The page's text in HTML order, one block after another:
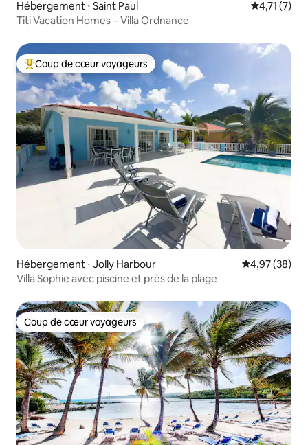
Hébergement ⋅ Saint Paul Évaluation
4,71 (7)
Titi Vacation Homes – Villa Ordnance
Coups de cœur voyageurs les plus appréciés
Coup de cœur voyageurs
Hébergement ⋅ Jolly Harbour Évaluation
4,97 (38)
Villa Sophie avec piscine et près de la plage
Coup de cœur voyageurs
Coup de cœur voyageurs